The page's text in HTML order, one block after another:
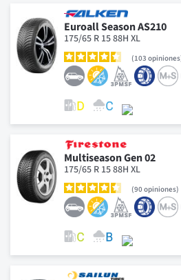
Euroall Season AS210
175/65 R 15 88H XL
103 opiniones
Multiseason Gen 02
175/65 R 15 88H XL
90opiniones